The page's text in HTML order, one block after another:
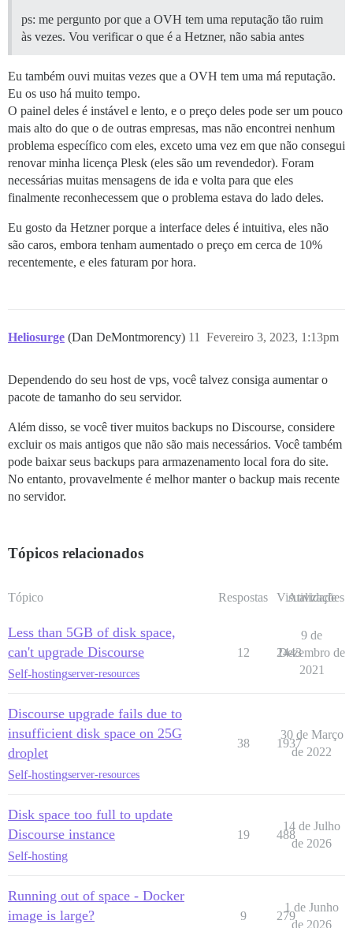
ps: me pergunto por que a OVH tem uma reputação tão ruim
às vezes. Vou verificar o que é a Hetzner, não sabia antes
Eu também ouvi muitas vezes que a OVH tem uma má reputação.
Eu os uso há muito tempo.
O painel deles é instável e lento, e o preço deles pode ser um pouco
mais alto do que o de outras empresas, mas não encontrei nenhum
problema específico com eles, exceto uma vez em que não consegui
renovar minha licença Plesk (eles são um revendedor). Foram
necessárias muitas mensagens de ida e volta para que eles
finalmente reconhecessem que o problema estava do lado deles.
Eu gosto da Hetzner porque a interface deles é intuitiva, eles não
são caros, embora tenham aumentado o preço em cerca de 10%
recentemente, e eles faturam por hora.
Heliosurge (Dan DeMontmorency) Fevereiro 3, 2023, 1:13pm
11
Dependendo do seu host de vps, você talvez consiga aumentar o
pacote de tamanho do seu servidor.
Além disso, se você tiver muitos backups no Discourse, considere
excluir os mais antigos que não são mais necessários. Você também
pode baixar seus backups para armazenamento local fora do site.
No entanto, provavelmente é melhor manter o backup mais recente
no servidor.
Tópicos relacionados
Tópico Respostas Visualizações
Atividade
Less than 5GB of disk space,
can't upgrade Discourse
Self-hostingserver-resources
12 2443
9 de
Dezembro de
2021
Discourse upgrade fails due to
insufficient disk space on 25G
droplet
Self-hostingserver-resources
38 1937
30 de Março
de 2022
Disk space too full to update
Discourse instance
Self-hosting
19 488
14 de Julho
de 2026
Running out of space - Docker
image is large?
9 279
1 de Junho
de 2026